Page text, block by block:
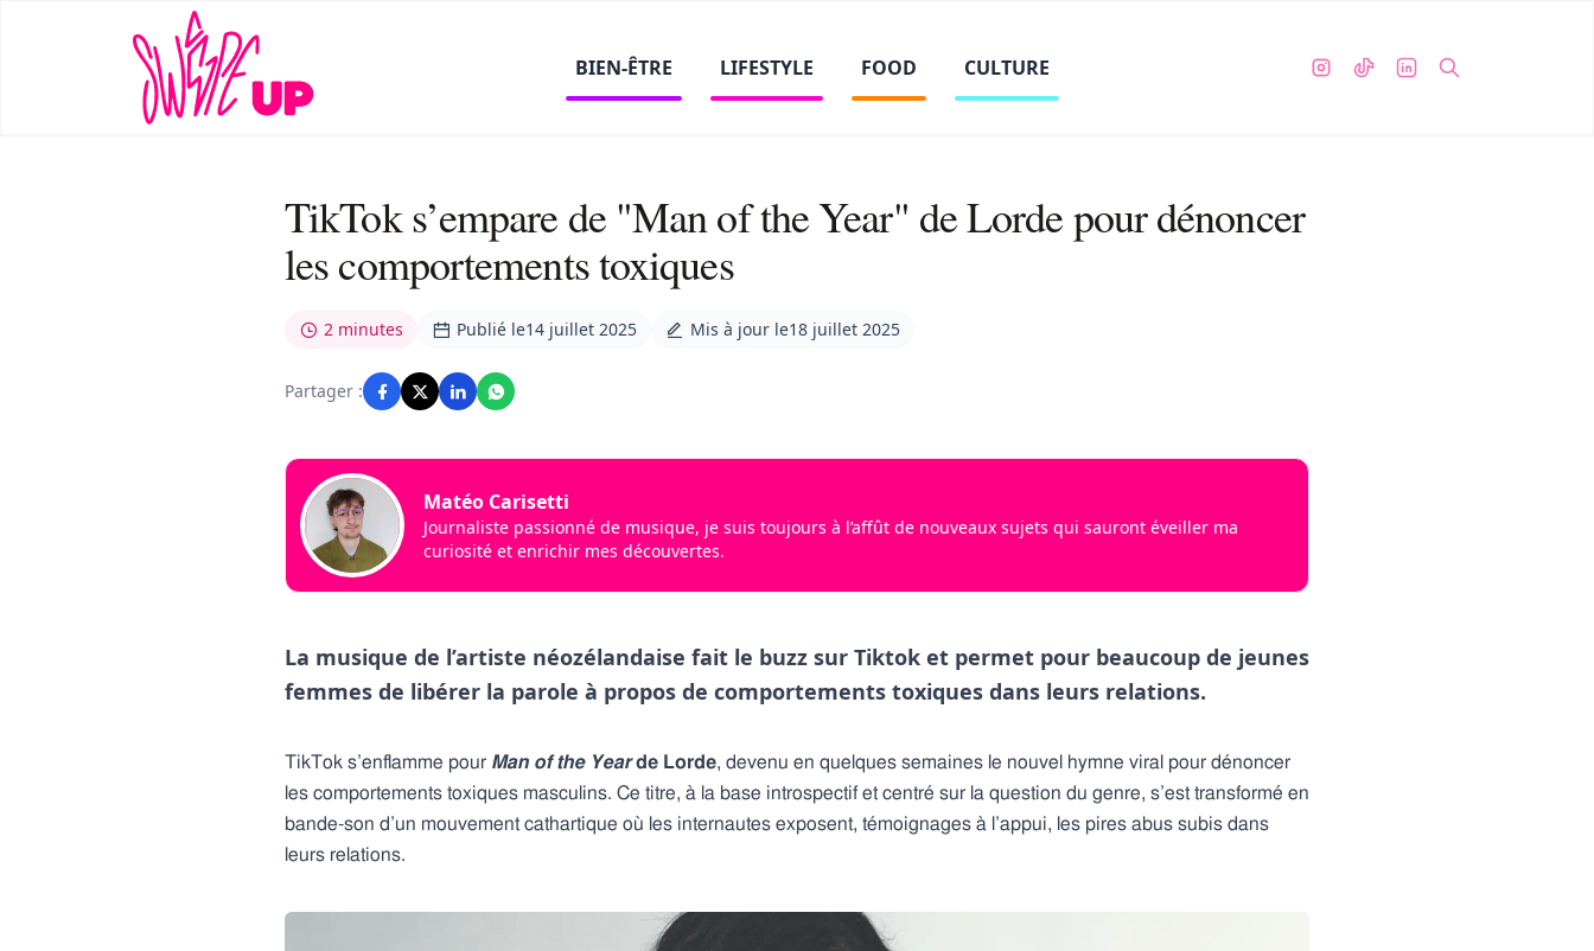
BIEN-ÊTRE LIFESTYLE FOOD CULTURE
TikTok s’empare de "Man of the Year" de Lorde pour dénoncer
les comportements toxiques
2 minutes Publié le14 juillet 2025 Mis à jour le18 juillet 2025
Partager :
Matéo Carisetti
Journaliste passionné de musique, je suis toujours à l’affût de nouveaux sujets qui sauront éveiller ma
curiosité et enrichir mes découvertes.
La musique de l’artiste néozélandaise fait le buzz sur Tiktok et permet pour beaucoup de jeunes
femmes de libérer la parole à propos de comportements toxiques dans leurs relations.
TikTok s’enflamme pour Man of the Yearde Lorde, devenu en quelques semaines le nouvel hymne viral pour dénoncer
les comportements toxiques masculins. Ce titre, à la base introspectif et centré sur la question du genre, s’est transformé en
bande-son d’un mouvement cathartique où les internautes exposent, témoignages à l’appui, les pires abus subis dans
leurs relations.